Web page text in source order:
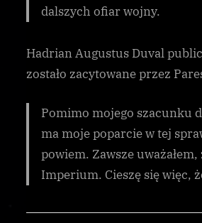
dalszych ofiar wojny.
Hadrian Augustus Duval
zostało zacytowane przez
Pomimo mojego szacunku
ma moje poparcie w tej
powiem. Zawsze
Imperium. Cieszę się więc,